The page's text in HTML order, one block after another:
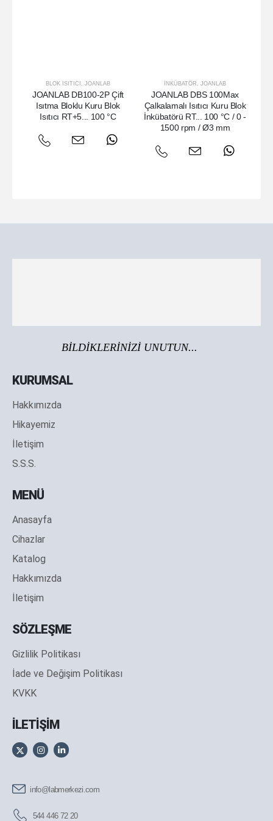
BLOK ISITICI , JOANLAB
JOANLAB DB100-2P Çift
Isıtma Bloklu Kuru Blok
Isıtıcı RT+5... 100 °C
İNKÜBATÖR , JOANLAB
JOANLAB DBS 100Max
Çalkalamalı Isıtıcı Kuru Blok
İnkübatörü RT... 100 °C / 0 -
1500 rpm / Ø3 mm
BİLDİKLERİNİZİ UNUTUN...
KURUMSAL
Hakkımızda
Hikayemiz
İletişim
S.S.S.
MENÜ
Anasayfa
Cihazlar
Katalog
Hakkımızda
İletişim
SÖZLEŞME
Gizlilik Politikası
İade ve Değişim Politikası
KVKK
İLETİŞİM
info@labmerkezi.com
544 446 72 20